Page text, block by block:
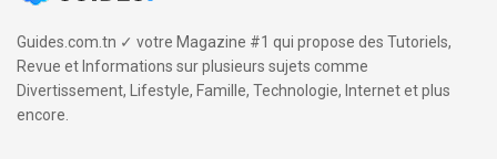
Guides.com.tn ✓ votre Magazine #1 qui propose des Tutoriels,
Revue et Informations sur plusieurs sujets comme
Divertissement, Lifestyle, Famille, Technologie, Internet et plus
encore.